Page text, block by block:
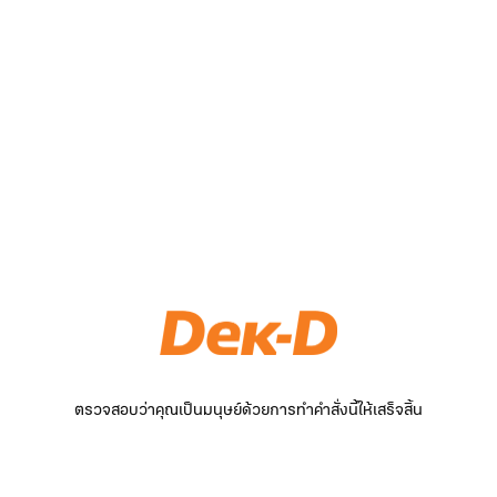
ตรวจสอบว่าคุณเป็นมนุษย์ด้วยการทำคำสั่งนี้ให้เสร็จสิ้น